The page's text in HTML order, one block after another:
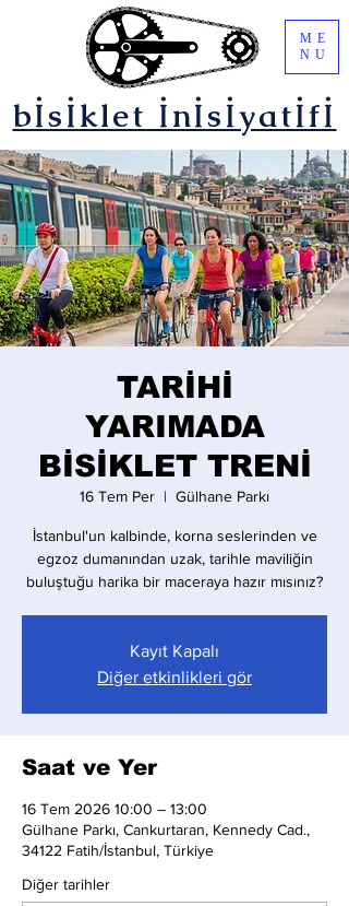
bİsİklet İnİsİyatİfİ
ME
NU
TARİHİ
YARIMADA
BİSİKLET TRENİ
16 Tem Per
  |
Gülhane Parkı
İstanbul'un kalbinde, korna seslerinden ve
egzoz dumanından uzak, tarihle maviliğin
buluştuğu harika bir maceraya hazır mısınız?
Kayıt Kapalı
Diğer etkinlikleri gör
Saat ve Yer
16 Tem 2026 10:00 – 13:00
Gülhane Parkı, Cankurtaran, Kennedy Cad.,
34122 Fatih/İstanbul, Türkiye
Diğer tarihler